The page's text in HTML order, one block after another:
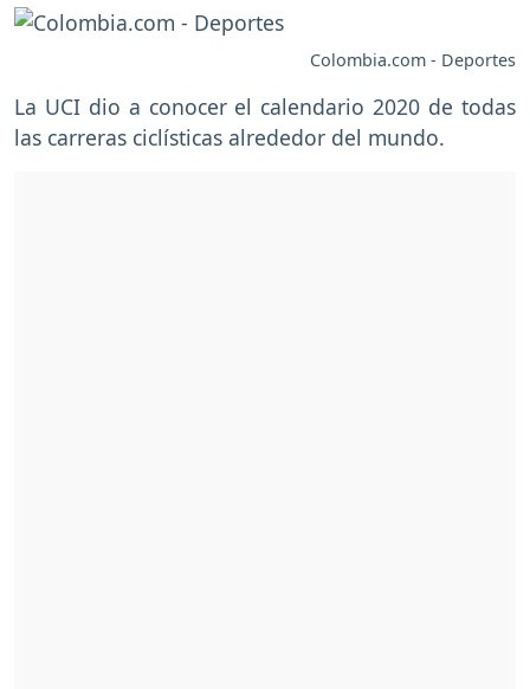
Colombia.com - Deportes
La UCI dio a conocer el calendario 2020 de todas
las carreras ciclísticas alrededor del mundo.